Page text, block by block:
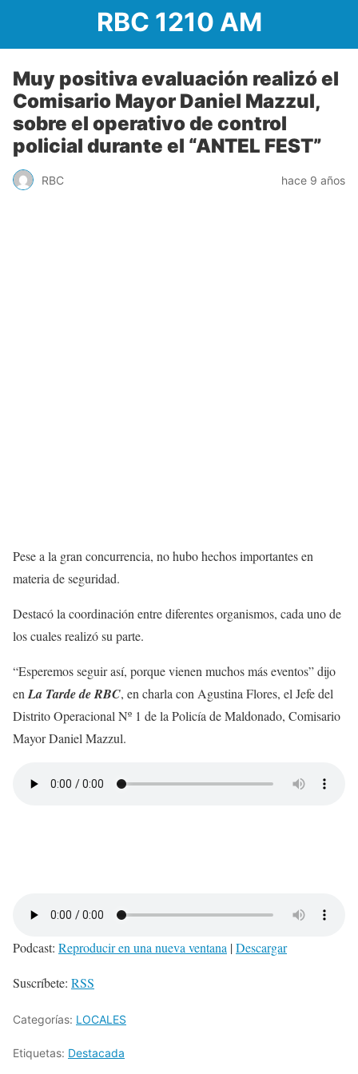
RBC 1210 AM
Muy positiva evaluación realizó el
Comisario Mayor Daniel Mazzul,
sobre el operativo de control
policial durante el “ANTEL FEST”
RBC hace 9 años
Pese a la gran concurrencia, no hubo hechos importantes en
materia de seguridad.
Destacó la coordinación entre diferentes organismos, cada uno de
los cuales realizó su parte.
“Esperemos seguir así, porque vienen muchos más eventos” dijo
enLa Tarde de RBC, en charla con Agustina Flores, el Jefe del
Distrito Operacional Nº 1 de la Policía de Maldonado, Comisario
Mayor Daniel Mazzul.
Podcast: Reproducir en una nueva ventana |Descargar
Suscríbete: RSS
Categorías: LOCALES
Etiquetas: Destacada